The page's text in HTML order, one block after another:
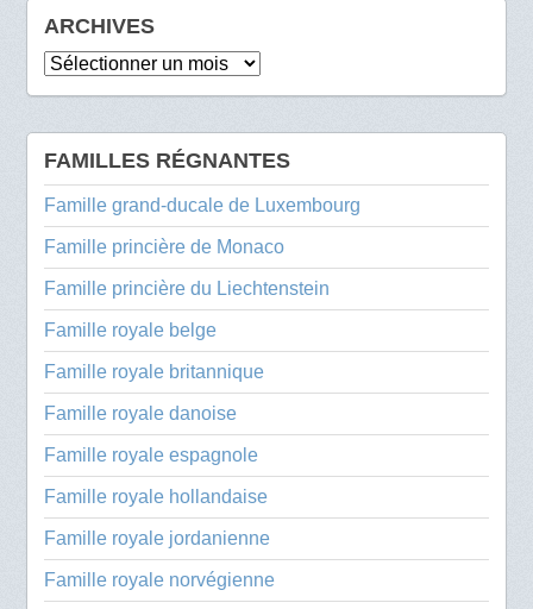
ARCHIVES
Archives
FAMILLES RÉGNANTES
Famille grand-ducale de Luxembourg
Famille princière de Monaco
Famille princière du Liechtenstein
Famille royale belge
Famille royale britannique
Famille royale danoise
Famille royale espagnole
Famille royale hollandaise
Famille royale jordanienne
Famille royale norvégienne